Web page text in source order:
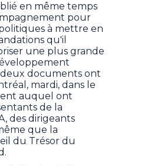
en même temps
pour
à mettre en
qu'il
une plus grande
documents ont
mardi, dans le
auquel ont
de la
des dirigeants
que la
du Trésor du